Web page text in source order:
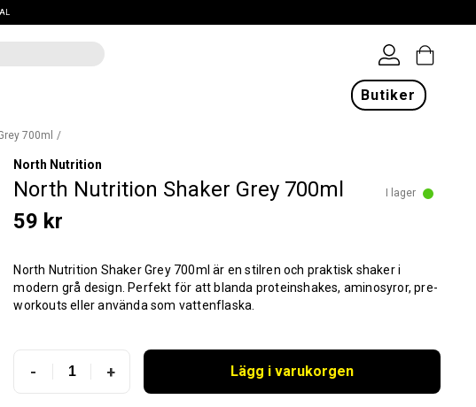
Butiker
700ml
North Nutrition
North Nutrition Shaker Grey 700ml I lager
59 kr
North Nutrition Shaker Grey 700ml är en stilren och praktisk shaker i
modern grå design. Perfekt för att blanda proteinshakes, aminosyror, pre-
workouts eller använda som vattenflaska.
- + Lägg i varukorgen